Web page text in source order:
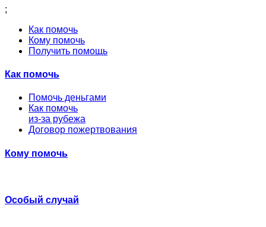
;
Как помочь
Кому помочь
Получить помощь
Как помочь
Помочь деньгами
Как помочь
из-за рубежа
Договор пожертвования
Кому помочь
Особый случай